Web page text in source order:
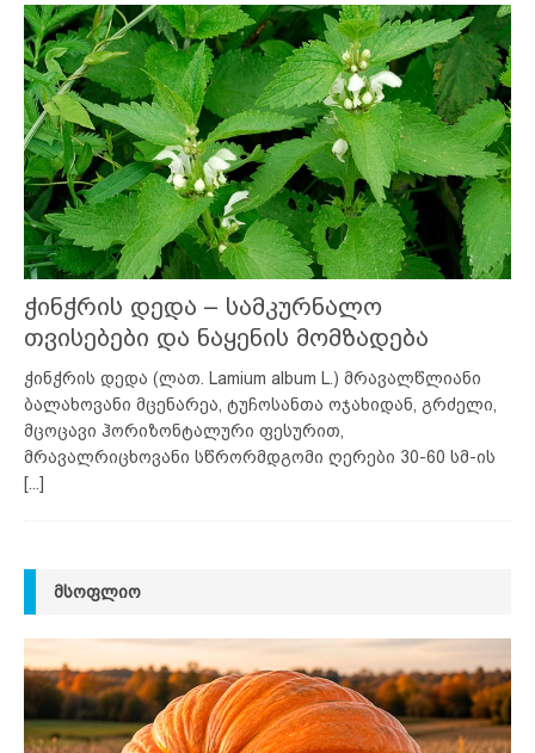
ჭინჭრის დედა – სამკურნალო
თვისებები და ნაყენის მომზადება
ჭინჭრის დედა (ლათ. Lamium album L.) მრავალწლიანი
ბალახოვანი მცენარეა, ტუჩოსანთა ოჯახიდან, გრძელი,
მცოცავი ჰორიზონტალური ფესურით,
მრავალრიცხოვანი სწრორმდგომი ღერები 30-60 სმ-ის
[...]
ᲛᲡᲝᲤᲚᲘᲝ